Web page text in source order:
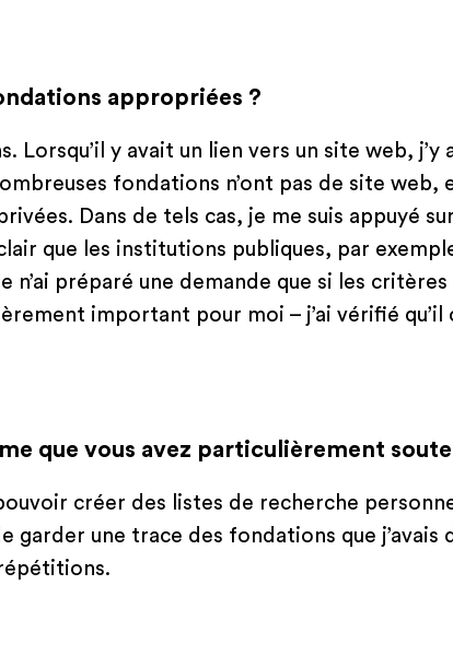
appropriées ?
y avait un lien vers un site web, j’y
fondations n’ont pas de site web,
Dans de tels cas, je me suis appuyé
que les institutions publiques, par
n’ai préparé une demande que si les
important pour moi – j’ai vérifié qu’il
que vous avez particulièrement
créer des listes de recherche
une trace des fondations que j’avais